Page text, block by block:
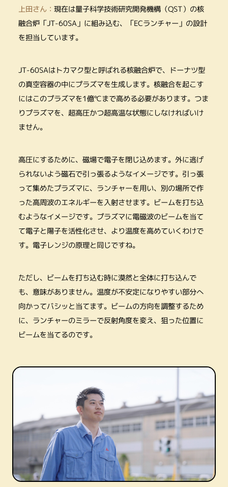
上田さん： 現在は量子科学技術研究開発機構（QST）の核
融合炉「JT-60SA」に組み込む、「ECランチャー」の設計
を担当しています。
JT-60SAはトカマク型と呼ばれる核融合炉で、ドーナツ型
の真空容器の中にプラズマを生成します。核融合を起こす
にはこのプラズマを1億℃まで高める必要があります。つま
りプラズマを、超高圧かつ超高温な状態にしなければいけ
ません。
高圧にするために、磁場で電子を閉じ込めます。外に逃げ
られないよう磁石で引っ張るようなイメージです。引っ張
って集めたプラズマに、ランチャーを用い、別の場所で作
った高周波のエネルギーを入射させます。ビームを打ち込
むようなイメージです。プラズマに電磁波のビームを当て
て電子と陽子を活性化させ、より温度を高めていくわけで
す。電子レンジの原理と同じですね。
ただし、ビームを打ち込む時に漠然と全体に打ち込んで
も、意味がありません。温度が不安定になりやすい部分へ
向かってバシッと当てます。ビームの方向を調整するため
に、ランチャーのミラーで反射角度を変え、狙った位置に
ビームを当てるのです。